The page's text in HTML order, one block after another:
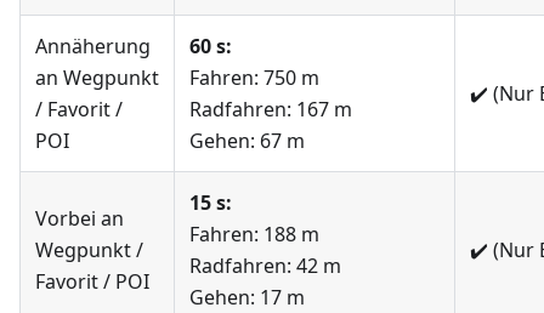
Annäherung
an Wegpunkt
/ Favorit /
POI
60 s:
Fahren: 750 m
Radfahren: 167 m
Gehen: 67 m
✔️ (Nur
Vorbei an
Wegpunkt /
Favorit / POI
15 s:
Fahren: 188 m
Radfahren: 42 m
Gehen: 17 m
✔️ (Nur